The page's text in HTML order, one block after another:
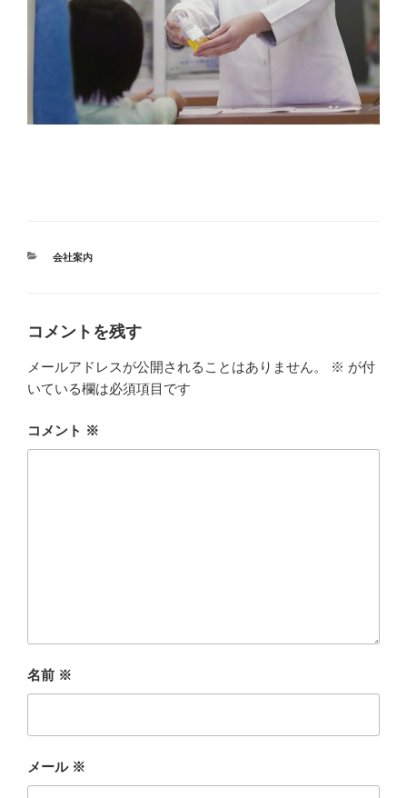
カ
ー
会社案内
コメントを残す
メールアドレスが公開されることはありません。 ※ が付
いている欄は必須項目です
コメント ※
名前 ※
メール ※